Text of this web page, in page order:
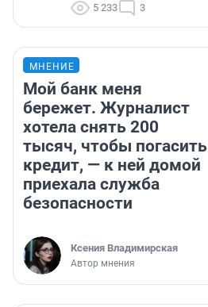
5 233 3
МНЕНИЕ
Мой банк меня
бережет. Журналист
хотела снять 200
тысяч, чтобы погасить
кредит, — к ней домой
приехала служба
безопасности
Ксения Владимирская
Автор мнения